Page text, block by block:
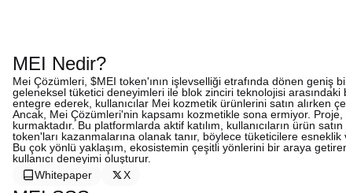
MEI Nedir?
Mei Çözümleri, $MEI token'ının işlevselliği etrafında dönen geniş
geleneksel tüketici deneyimleri ile blok zinciri teknolojisi
entegre ederek, kullanıcılar Mei kozmetik ürünlerini satın alırken
Ancak, Mei Çözümleri'nin kapsamı kozmetikle sona ermiyor.
kurmaktadır. Bu platformlarda aktif katılım, kullanıcıların ürün
token'ları kazanmalarına olanak tanır, böylece tüketicilere
Bu çok yönlü yaklaşım, ekosistemin çeşitli yönlerini bir araya
kullanıcı deneyimi oluşturur.
Whitepaper
X